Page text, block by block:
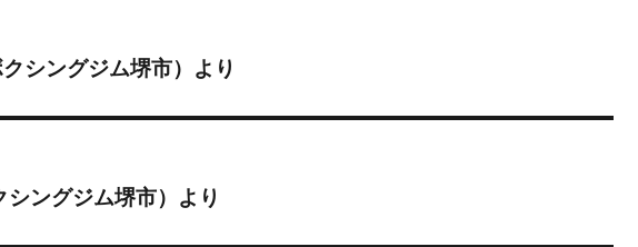
シングジム堺市）より
ングジム堺市）より